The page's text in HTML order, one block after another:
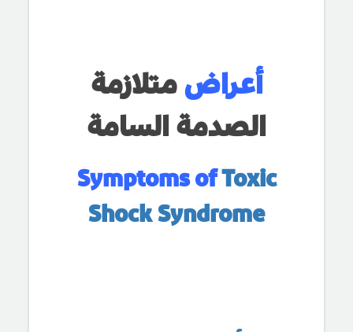
أعراضمتلازمة
الصدمة السامة
Symptoms ofToxic
Shock Syndrome